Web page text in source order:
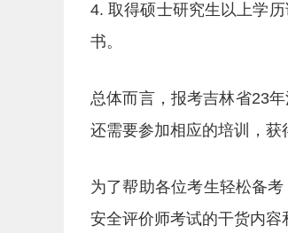
4. 取得硕士研究生以上学
书。
总体而言，报考吉林省23
还需要参加相应的培训，获
为了帮助各位考生轻松备
安全评价师考试的干货内容